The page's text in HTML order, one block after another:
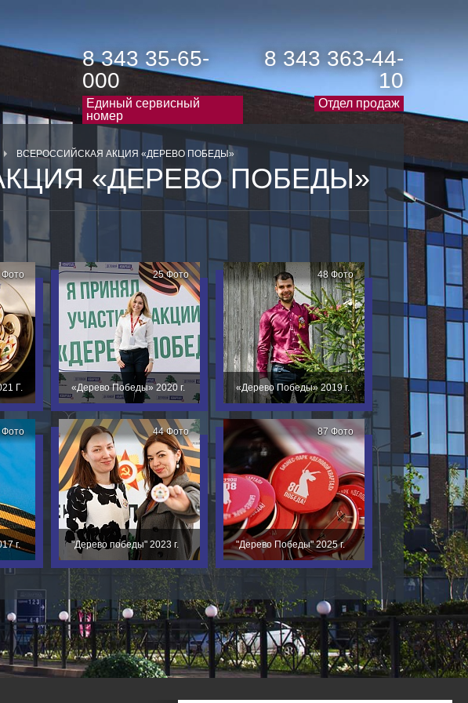
8 343 35-65-
000
Единый сервисный
номер
8 343 363-44-
10
Отдел продаж
ВСЕРОССИЙСКАЯ АКЦИЯ «ДЕРЕВО ПОБЕДЫ»
«ДЕРЕВО ПОБЕДЫ»
Г.
Фото
«Дерево Победы» 2020 г.
25 Фото
«Дерево Победы» 2019 г.
48 Фото
г.
Фото
"Дерево победы" 2023 г.
44 Фото
"Дерево Победы" 2025 г.
87 Фото